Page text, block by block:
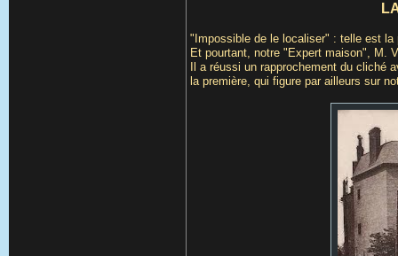
"Impossible de le localiser" : telle est
Et pourtant, notre "Expert maison", M.
Il a réussi un rapprochement du
la première, qui figure par ailleurs sur